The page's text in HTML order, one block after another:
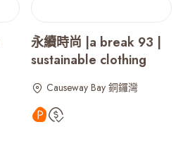
永續時尚 |a break 93 |
sustainable clothing
Causeway Bay 銅鑼灣